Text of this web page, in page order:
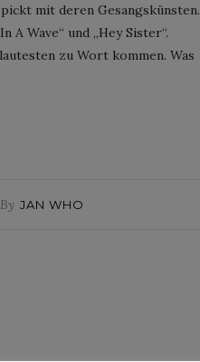
mit deren Gesangskünsten.
Wave“ und „Hey Sister“.
zu Wort kommen. Was
By JAN WHO